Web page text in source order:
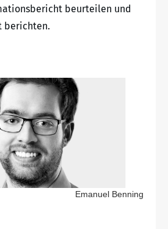
beurteilen und
berichten.
Emanuel Benning